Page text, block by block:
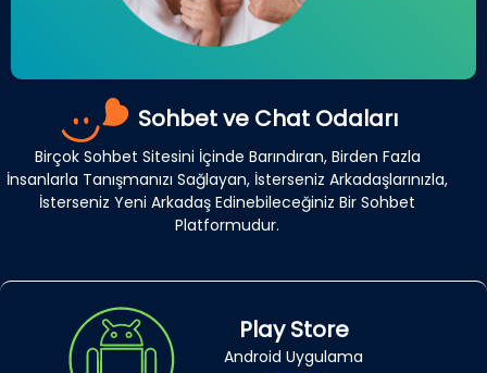
Sohbet ve Chat Odaları
Birçok Sohbet Sitesini İçinde Barındıran, Birden Fazla
İnsanlarla Tanışmanızı Sağlayan, İsterseniz Arkadaşlarınızla,
İsterseniz Yeni Arkadaş Edinebileceğiniz Bir Sohbet
Platformudur.
Play Store
Android Uygulama